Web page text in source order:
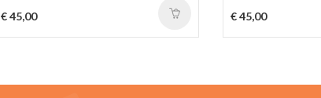
€ 45,00 € 45,00